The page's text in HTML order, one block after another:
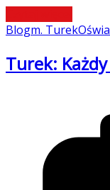
Blogm. Turek
Turek: